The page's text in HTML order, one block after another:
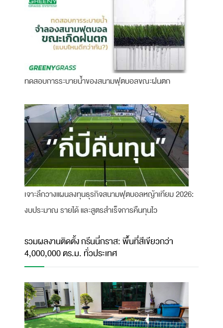
ทดสอบการระบายน้ำของสนามฟุตบอลขณะฝนตก
เจาะลึกวางแผนลงทุนธุรกิจสนามฟุตบอลหญ้าเทียม 2026:
งบประมาณ รายได้ และสูตรสำเร็จการคืนทุนไว
รวมผลงานติดตั้ง กรีนนี่กราส: พื้นที่สีเขียวกว่า
4,000,000 ตร.ม. ทั่วประเทศ